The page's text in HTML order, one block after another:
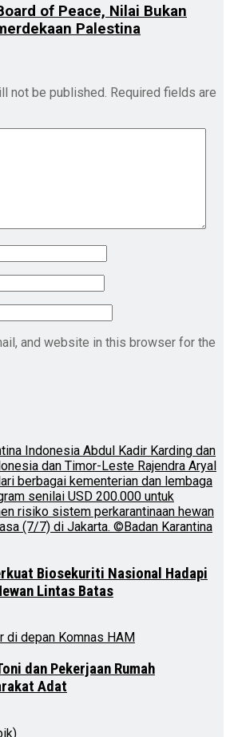
of Peace, Nilai Bukan
Palestina
not be published. Required fields are
and website in this browser for the
Biosekuriti Nasional Hadapi
Lintas Batas
dan Pekerjaan Rumah
Adat